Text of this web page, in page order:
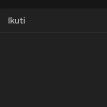
Ikuti